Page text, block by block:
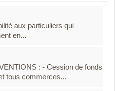
aux particuliers qui
en...
: - Cession de fonds
tous commerces...